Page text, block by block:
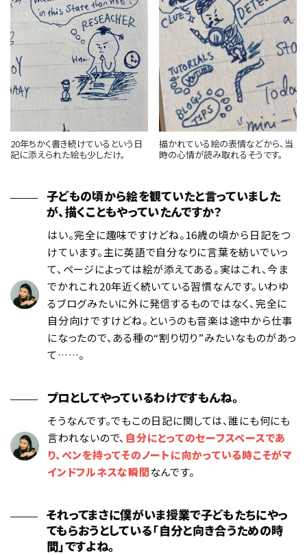
20年ちかく書き続けているという日
記に添えられた絵も少しだけ。
描かれている絵の表情などから、当
時の心情が読み取れるそうです。
子どもの頃から絵を観ていたと言っていました
が、描くこともやっていたんですか？
はい。完全に趣味ですけどね。16歳の頃から日記をつ
けています。主に英語で自分なりに言葉を紡いでいっ
て、ページによっては絵が添えてある。実はこれ、今ま
でかれこれ20年近く続いている習慣なんです。いわゆ
るブログみたいに外に発信するものではなく、完全に
自分向けですけどね。というのも音楽は途中から仕事
になったので、ある種の“割り切り”みたいなものがあっ
て……。
プロとしてやっているわけですもんね。
そうなんです。でもこの日記に関しては、誰にも何にも
言われないので、 自分にとってのセーフスペースであ
り、ペンを持ってそのノートに向かっている時こそがマ
インドフルネスな瞬間なんです。
それってまさに僕がいま授業で子どもたちにやっ
てもらおうとしている「自分と向き合うための時
間」ですよね。